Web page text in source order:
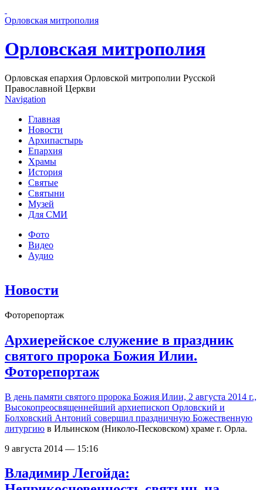
Орловская митрополия
Орловская митрополия
Орловская епархия Орловской митрополии Русской
Православной Церкви
Navigation
Главная
Новости
Архипастырь
Епархия
Храмы
История
Святые
Святыни
Музей
Для СМИ
Фото
Видео
Аудио
Новости
Фоторепортаж
Архиерейское служение в праздник
святого пророка Божия Илии.
Фоторепортаж
В день памяти святого пророка Божия Илии, 2 августа 2014 г.,
Высокопреосвященнейший архиепископ Орловский и
Болховский Антоний совершил праздничную Божественную
литургию в Ильинском (Николо-Песковском) храме г. Орла.
9 августа 2014 — 15:16
Владимир Легойда: